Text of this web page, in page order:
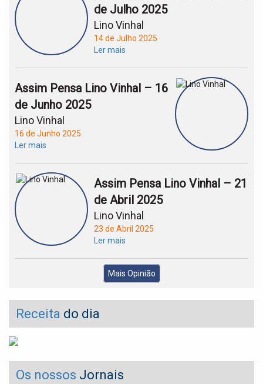
de Julho 2025
Lino Vinhal
14 de Julho 2025
Ler mais
Assim Pensa Lino Vinhal – 16
de Junho 2025
Lino Vinhal
16 de Junho 2025
Ler mais
Assim Pensa Lino Vinhal – 21
de Abril 2025
Lino Vinhal
23 de Abril 2025
Ler mais
Mais Opinião
Receita do dia
Os nossos Jornais